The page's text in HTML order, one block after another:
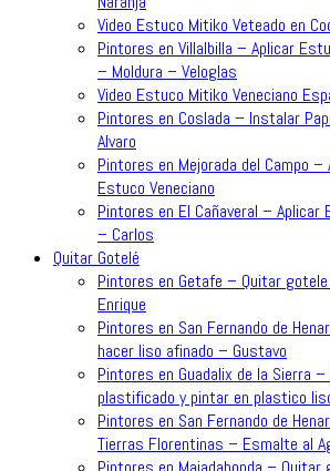
Video Estuco Mitiko Veteado en
Pintores en Villalbilla – Aplicar
– Moldura – Veloglas
Video Estuco Mitiko Veneciano
Pintores en Coslada – Instalar
Alvaro
Pintores en Mejorada del Campo –
Estuco Veneciano
Pintores en El Cañaveral – Aplicar
– Carlos
Quitar Gotelé
Pintores en Getafe – Quitar
Enrique
Pintores en San Fernando de
hacer liso afinado – Gustavo
Pintores en Guadalix de la Sierra
plastificado y pintar en plastico
Pintores en San Fernando de
Tierras Florentinas – Esmalte al